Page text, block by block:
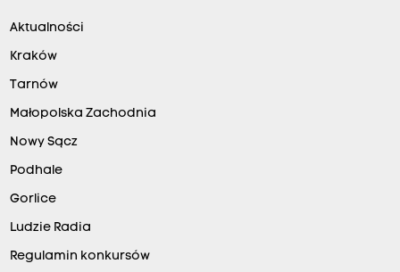
Aktualności
Kraków
Tarnów
Małopolska Zachodnia
Nowy Sącz
Podhale
Gorlice
Ludzie Radia
Regulamin konkursów